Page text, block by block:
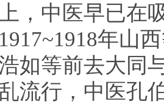
中医早已在吸
年山
如等前去大同
流行，中医孔